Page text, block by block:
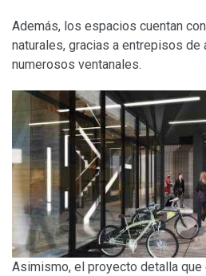
Además, los espacios cuentan
naturales, gracias a entrepisos de
numerosos ventanales.
Asimismo, el proyecto detalla